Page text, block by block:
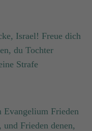
Israel! Freue dich
du Tochter
Strafe
Evangelium Frieden
Frieden denen,